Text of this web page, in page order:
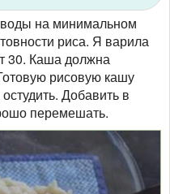
на минимальном
риса. Я варила
30. Каша должна
рисовую кашу
Добавить в
перемешать.